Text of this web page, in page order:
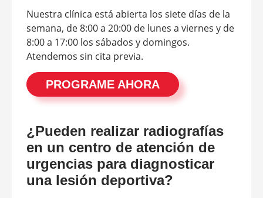
Nuestra clínica está abierta los siete días de la
semana, de 8:00 a 20:00 de lunes a viernes y de
8:00 a 17:00 los sábados y domingos.
Atendemos sin cita previa.
PROGRAME AHORA
¿Pueden realizar radiografías
en un centro de atención de
urgencias para diagnosticar
una lesión deportiva?